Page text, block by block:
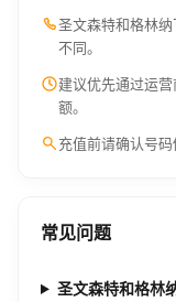
圣文森特和格林
不同。
建议优先通过运
额。
充值前请确认号码
常见问题
圣文森特和格林